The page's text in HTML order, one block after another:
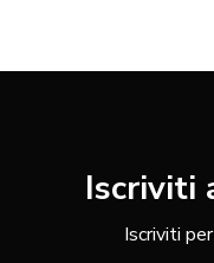
Iscriviti
Iscriviti